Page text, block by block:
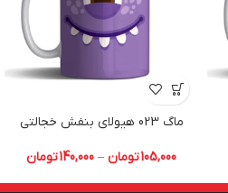
ماگ 023 هیولای بنفش خجالتی
105,000تومان –
140,000تومان